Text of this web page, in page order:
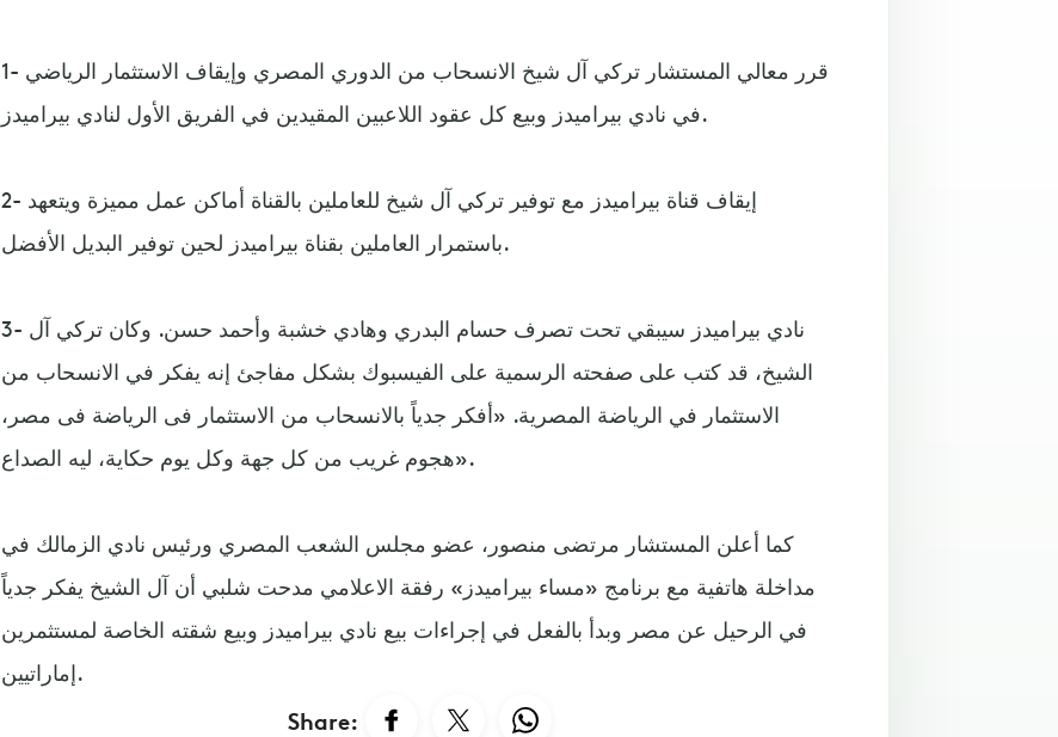
1- قرر معالي المستشار تركي آل شيخ الانسحاب من الدوري المصري وإيقاف الاستثمار الرياضي
في نادي بيراميدز وبيع كل عقود اللاعبين المقيدين في الفريق الأول لنادي بيراميدز.
2- إيقاف قناة بيراميدز مع توفير تركي آل شيخ للعاملين بالقناة أماكن عمل مميزة ويتعهد
باستمرار العاملين بقناة بيراميدز لحين توفير البديل الأفضل.
3- نادي بيراميدز سيبقي تحت تصرف حسام البدري وهادي خشبة وأحمد حسن. وكان تركي آل
الشيخ، قد كتب على صفحته الرسمية على الفيسبوك بشكل مفاجئ إنه يفكر في الانسحاب من
الاستثمار في الرياضة المصرية. «أفكر جدياً بالانسحاب من الاستثمار فى الرياضة فى مصر،
هجوم غريب من كل جهة وكل يوم حكاية، ليه الصداع».
كما أعلن المستشار مرتضى منصور، عضو مجلس الشعب المصري ورئيس نادي الزمالك في
مداخلة هاتفية مع برنامج «مساء بيراميدز» رفقة الاعلامي مدحت شلبي أن آل الشيخ يفكر جدياً
في الرحيل عن مصر وبدأ بالفعل في إجراءات بيع نادي بيراميدز وبيع شقته الخاصة لمستثمرين
إماراتيين.
Share: